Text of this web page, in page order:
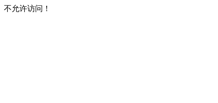
不允许访问！